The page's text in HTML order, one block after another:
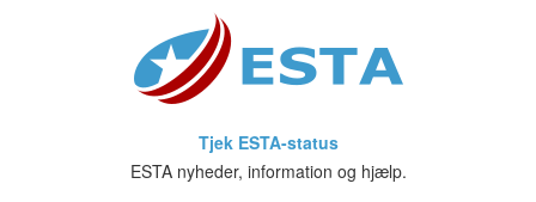
Tjek ESTA-status
ESTA nyheder, information og hjælp.